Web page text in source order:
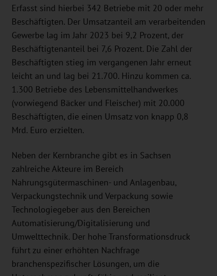
Erfasst sind hierbei 342 Betriebe mit 20 oder mehr
Beschäftigten. Der Umsatzanteil am verarbeitenden
Gewerbe lag im Jahr 2023 bei 9,2 Prozent, der
Beschäftigtenanteil bei 7,6 Prozent. Die Zahl der
Beschäftigten stieg im vergangenen Jahr erneut
leicht an und lag bei 21.700. Hinzu kommen ca.
1.300 Betriebe des Lebensmittelhandwerkes
(vorwiegend Bäcker und Fleischer) mit 20.000
Beschäftigten, die einen Umsatz von knapp 0,8
Mrd. Euro erzielten.
Neben der Kernbranche gibt es in Sachsen
zahlreiche Akteure im Bereich
Nahrungsgütermaschinen- und Anlagenbau,
Verpackungstechnik und Verpackung sowie
Technologiegeber aus den Bereichen
Automatisierung/Digitalisierung und
Umwelttechnik. Der hohe Transformationsdruck
führt zu einer erhöhten Nachfrage
branchenspezifischer Lösungen, um die